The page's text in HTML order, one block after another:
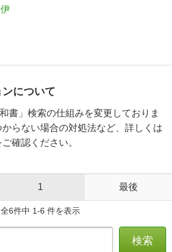
について
書」検索の仕組みを変更しておりま
らない場合の対処法など、詳しくは
ご確認ください。
1 最後
全6件中 1-6 件を表示
検索